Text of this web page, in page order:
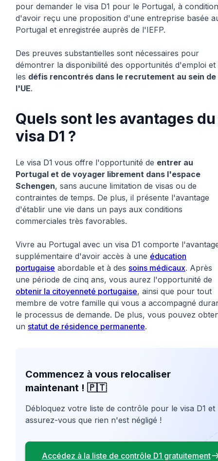
pour demander le visa D1 pour le Portugal, à condition
d'avoir reçu une proposition d'une entreprise basée
Portugal et enregistrée auprès de l'IEFP.
Des preuves substantielles sont nécessaires pour
démontrer la disponibilité des opportunités d'emploi et
les défis rencontrés dans le recrutement au sein de
l'UE.
Quels sont les avantages du
visa D1 ?
Le visa D1 vous offre l'opportunité de entrer au
Portugal et de voyager librement dans l'espace
Schengen, sans aucune limitation de visas ou de
contraintes de temps. De plus, il présente l'avantage
d'établir une vie dans un pays aux conditions
commerciales très favorables.
Vivre au Portugal avec un visa D1 comporte
supplémentaire d'avoir accès à une éducation
portugaise abordable et à des soins médicaux. Après
une période de cinq ans, vous aurez l'opportunité de
obtenir la citoyenneté portugaise, ainsi que pour tout
membre de votre famille qui vous a accompagné
le processus de demande. De plus, vous pouvez
un statut de résidence permanente.
Commencez à vous relocaliser
maintenant ! 🇵🇹
Débloquez votre liste de contrôle pour le visa D1 et
assurez-vous que rien n'est négligé !
Accédez à la liste de contrôle D1 gratuitement